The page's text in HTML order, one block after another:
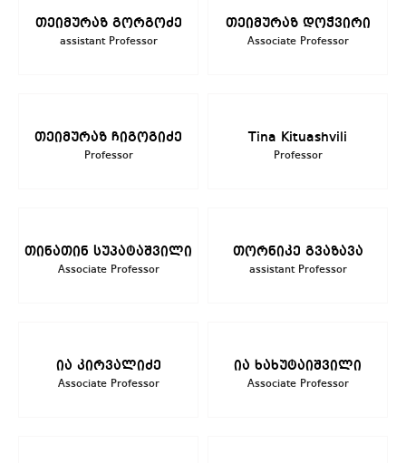
თეიმურაზ გორგოძე
assistant Professor
თეიმურაზ დოჭვირი
Associate Professor
თეიმურაზ ჩიგოგიძე
Professor
Tina Kituashvili
Professor
თინათინ სუპატაშვილი
Associate Professor
თორნიკე გვაზავა
assistant Professor
ია კირვალიძე
Associate Professor
ია ხახუტაიშვილი
Associate Professor